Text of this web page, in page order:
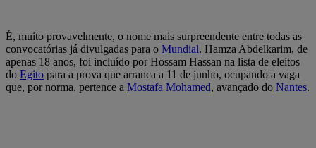
É, muito provavelmente, o nome mais surpreendente entre todas as
convocatórias já divulgadas para o Mundial. Hamza Abdelkarim, de
apenas 18 anos, foi incluído por Hossam Hassan na lista de eleitos
do Egito para a prova que arranca a 11 de junho, ocupando a vaga
que, por norma, pertence a Mostafa Mohamed, avançado do Nantes.